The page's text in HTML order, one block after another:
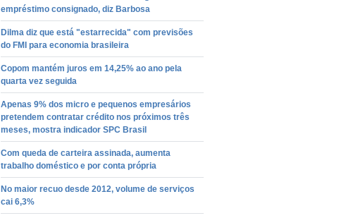
empréstimo consignado, diz Barbosa
Dilma diz que está "estarrecida" com previsões
do FMI para economia brasileira
Copom mantém juros em 14,25% ao ano pela
quarta vez seguida
Apenas 9% dos micro e pequenos empresários
pretendem contratar crédito nos próximos três
meses, mostra indicador SPC Brasil
Com queda de carteira assinada, aumenta
trabalho doméstico e por conta própria
No maior recuo desde 2012, volume de serviços
cai 6,3%